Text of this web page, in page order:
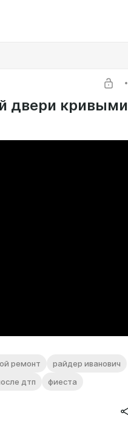
двери кривыми
ремонт
райдер иванович
дтп фиеста